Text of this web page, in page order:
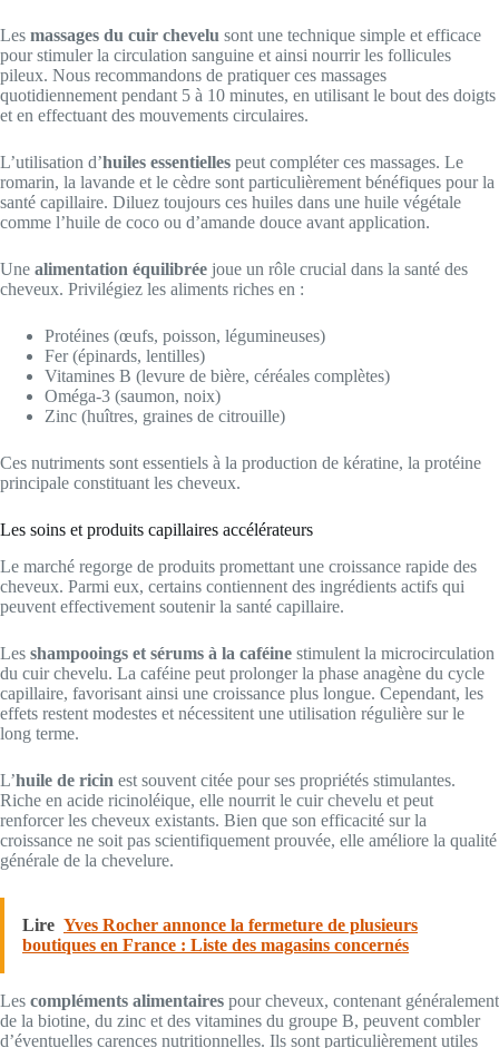
Les massages du cuir chevelu sont une technique simple et efficace
pour stimuler la circulation sanguine et ainsi nourrir les follicules
pileux. Nous recommandons de pratiquer ces massages
quotidiennement pendant 5 à 10 minutes, en utilisant le bout des doigts
et en effectuant des mouvements circulaires.
L’utilisation d’huiles essentielles peut compléter ces massages. Le
romarin, la lavande et le cèdre sont particulièrement bénéfiques pour la
santé capillaire. Diluez toujours ces huiles dans une huile végétale
comme l’huile de coco ou d’amande douce avant application.
Une alimentation équilibrée joue un rôle crucial dans la santé des
cheveux. Privilégiez les aliments riches en :
Protéines (œufs, poisson, légumineuses)
Fer (épinards, lentilles)
Vitamines B (levure de bière, céréales complètes)
Oméga-3 (saumon, noix)
Zinc (huîtres, graines de citrouille)
Ces nutriments sont essentiels à la production de kératine, la protéine
principale constituant les cheveux.
Les soins et produits capillaires accélérateurs
Le marché regorge de produits promettant une croissance rapide des
cheveux. Parmi eux, certains contiennent des ingrédients actifs qui
peuvent effectivement soutenir la santé capillaire.
Les shampooings et sérums à la caféine stimulent la microcirculation
du cuir chevelu. La caféine peut prolonger la phase anagène du cycle
capillaire, favorisant ainsi une croissance plus longue. Cependant, les
effets restent modestes et nécessitent une utilisation régulière sur le
long terme.
L’huile de ricin est souvent citée pour ses propriétés stimulantes.
Riche en acide ricinoléique, elle nourrit le cuir chevelu et peut
renforcer les cheveux existants. Bien que son efficacité sur la
croissance ne soit pas scientifiquement prouvée, elle améliore la qualité
générale de la chevelure.
Lire Yves Rocher annonce la fermeture de plusieurs
boutiques en France : Liste des magasins concernés
Les compléments alimentaires pour cheveux, contenant généralement
de la biotine, du zinc et des vitamines du groupe B, peuvent combler
d’éventuelles carences nutritionnelles. Ils sont particulièrement utiles